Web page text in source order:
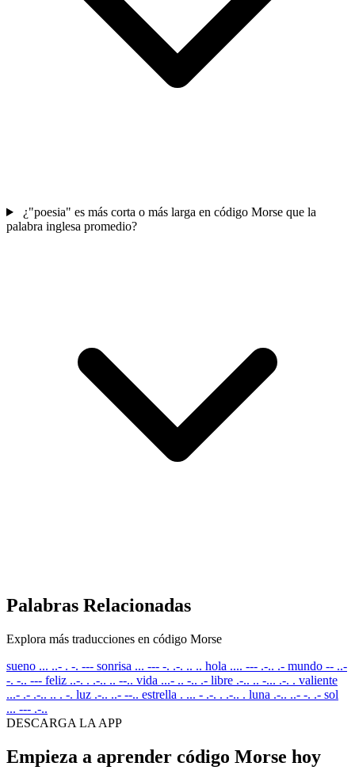
¿"poesia" es más corta o más larga en código Morse que la
palabra inglesa promedio?
Palabras Relacionadas
Explora más traducciones en código Morse
sueno ... ..- . -. --- sonrisa ... --- -. .-. .. .. hola .... --- .-.. .- mundo -- ..-
-. -.. --- feliz ..-. . .-.. .. --.. vida ...- .. -.. .- libre .-.. .. -... .-. . valiente
...- .- .-.. .. . -. luz .-.. ..- --.. estrella . ... - .-. . .-.. . luna .-.. ..- -. .- sol
... --- .-..
DESCARGA LA APP
Empieza a aprender código Morse hoy